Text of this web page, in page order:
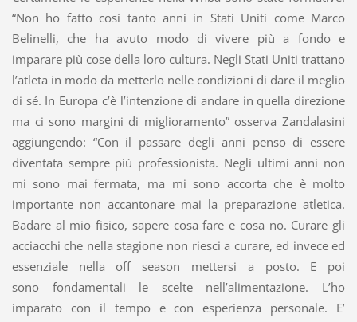
“Non ho fatto così tanto anni in Stati Uniti come Marco
Belinelli, che ha avuto modo di vivere più a fondo e
imparare più cose della loro cultura. Negli Stati Uniti trattano
l’atleta in modo da metterlo nelle condizioni di dare il meglio
di sé. In Europa c’è l’intenzione di andare in quella direzione
ma ci sono margini di miglioramento” osserva Zandalasini
aggiungendo: “Con il passare degli anni penso di essere
diventata sempre più professionista. Negli ultimi anni non
mi sono mai fermata, ma mi sono accorta che è molto
importante non accantonare mai la preparazione atletica.
Badare al mio fisico, sapere cosa fare e cosa no. Curare gli
acciacchi che nella stagione non riesci a curare, ed invece ed
essenziale nella off season mettersi a posto. E poi
sono fondamentali le scelte nell’alimentazione. L’ho
imparato con il tempo e con esperienza personale. E’